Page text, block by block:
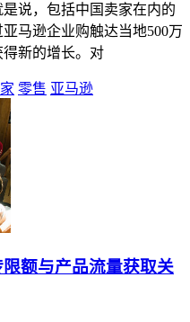
说，包括中国卖家在内的
马逊企业购触达当地500万
新的增长。对
零售 亚马逊
额与产品流量获取关